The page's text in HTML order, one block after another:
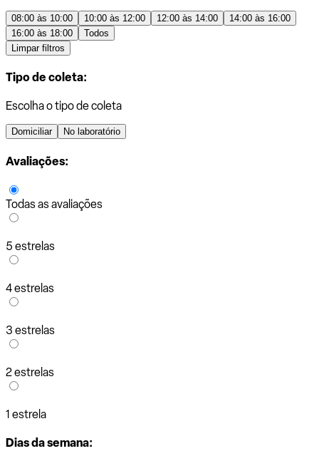
08:00 às 10:00 10:00 às 12:00 12:00 às 14:00
14:00 às 16:00
16:00 às 18:00
Todos
Limpar filtros
Tipo de coleta:
Escolha o tipo de coleta
Domiciliar No laboratório
Avaliações:
Todas as avaliações
5 estrelas
4 estrelas
3 estrelas
2 estrelas
1 estrela
Dias da semana: